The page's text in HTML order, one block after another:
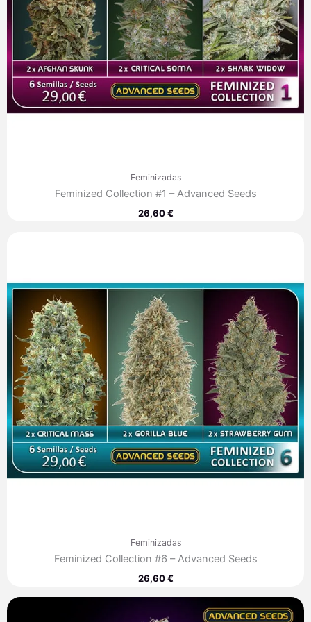
Feminizadas
Feminized Collection #1 – Advanced Seeds
26,60€
Feminizadas
Feminized Collection #6 – Advanced Seeds
26,60€
de